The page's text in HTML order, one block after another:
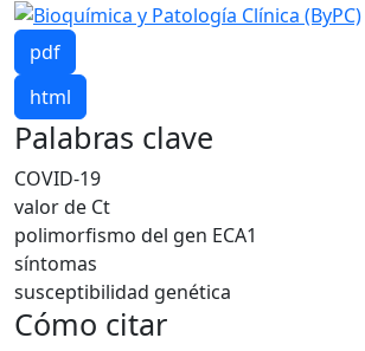
pdf
html
Palabras clave
COVID-19
valor de Ct
polimorfismo del gen ECA1
síntomas
susceptibilidad genética
Cómo citar